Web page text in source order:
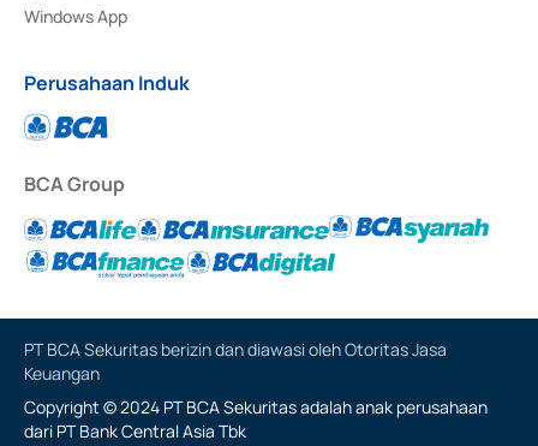
Windows App
Perusahaan Induk
BCA Group
PT BCA Sekuritas berizin dan diawasi oleh Otoritas Jasa
Keuangan
Copyright © 2024 PT BCA Sekuritas adalah anak perusahaan
dari PT Bank Central Asia Tbk